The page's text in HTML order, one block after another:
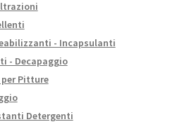
- Incapsulanti
- Decapaggio
Pitture
Detergenti